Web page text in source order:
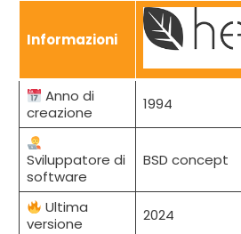
Informazioni
Anno di
creazione
1994
Sviluppatore di
software
BSD concept
Ultima
versione
2024